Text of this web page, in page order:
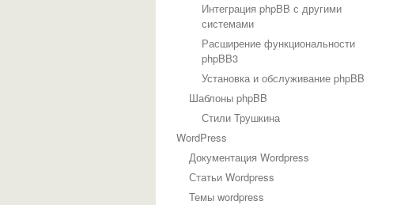
Интеграция phpBB с другими
системами
Расширение функциональности
phpBB3
Установка и обслуживание phpBB
Шаблоны phpBB
Стили Трушкина
WordPress
Документация Wordpress
Статьи Wordpress
Темы wordpress